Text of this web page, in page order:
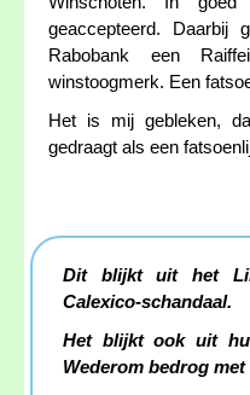
geaccepteerd.
Rabobank een
winstoogmerk. Een
Het is mij gebleken,
gedraagt als een
Dit blijkt uit het
Calexico-schandaal.
Het blijkt ook uit
Wederom bedrog met